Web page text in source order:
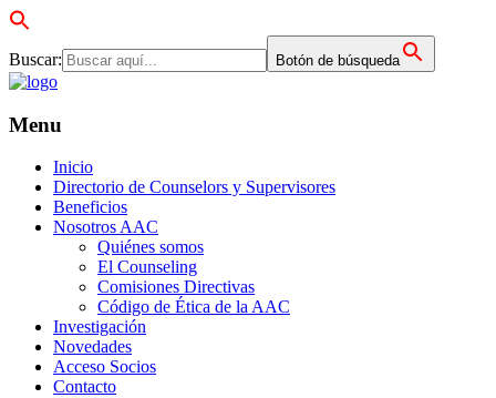
Buscar: Botón de búsqueda
Menu
Inicio
Directorio de Counselors y Supervisores
Beneficios
Nosotros AAC
Quiénes somos
El Counseling
Comisiones Directivas
Código de Ética de la AAC
Investigación
Novedades
Acceso Socios
Contacto